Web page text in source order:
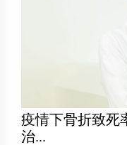
疫情下骨折致
治...